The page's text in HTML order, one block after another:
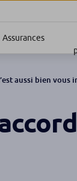
Assurances
aussi bien vous